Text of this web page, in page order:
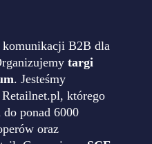
B2B dla
targi
. Jesteśmy
którego
do ponad 6000
oraz